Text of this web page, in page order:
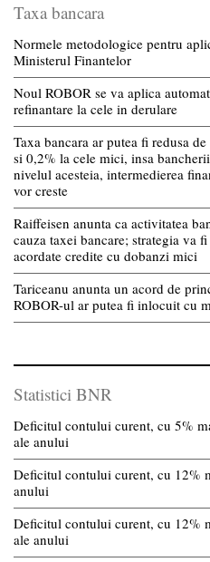
Taxa bancara
Normele metodologice pentru
Ministerul Finantelor
Noul ROBOR se va aplica
refinantare la cele in derulare
Taxa bancara ar putea fi redusa
si 0,2% la cele mici, insa
nivelul acesteia, intermedierea
vor creste
Raiffeisen anunta ca activitatea
cauza taxei bancare; strategia va
acordate credite cu dobanzi mici
Tariceanu anunta un acord de
ROBOR-ul ar putea fi inlocuit cu
Statistici BNR
Deficitul contului curent, cu 5%
ale anului
Deficitul contului curent, cu 12%
anului
Deficitul contului curent, cu 12%
ale anului